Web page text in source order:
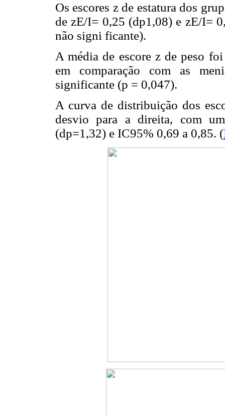
Os escores z de estatura dos
de zE/I= 0,25 (dp1,08) e zE/I=
não signi ficante).
A média de escore z de peso
em comparação com as
significante (p = 0,047).
A curva de distribuição dos
desvio para a direita, com
(dp=1,32) e IC95% 0,69 a 0,85. (